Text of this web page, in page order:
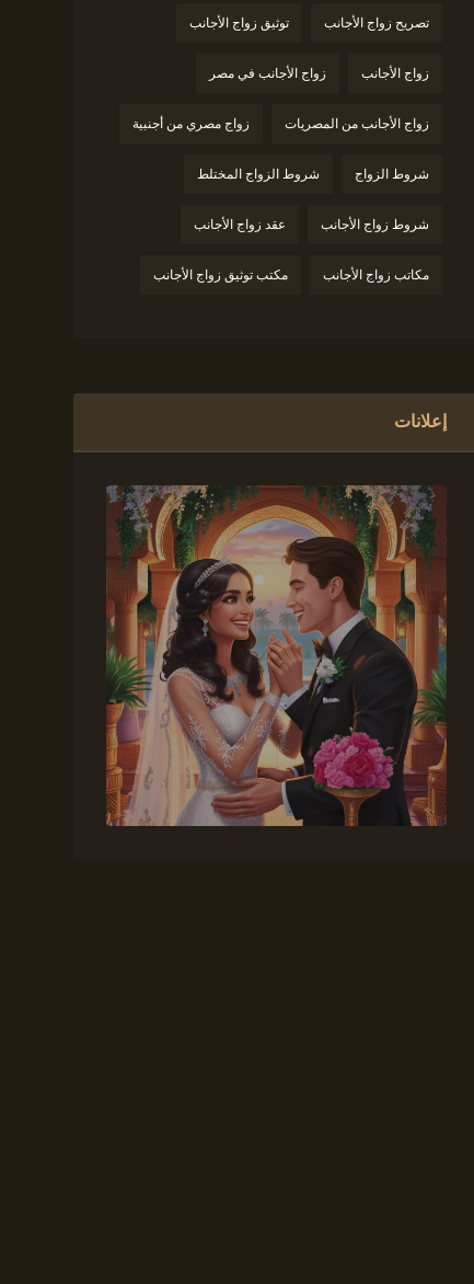
تصريح زواج الأجانب توثيق زواج الأجانب
زواج الأجانب زواج الأجانب في مصر
زواج الأجانب من المصريات زواج مصري من أجنبية
شروط الزواج شروط الزواج المختلط
شروط زواج الأجانب عقد زواج الأجانب
مكاتب زواج الأجانب مكتب توثيق زواج الأجانب
إعلانات